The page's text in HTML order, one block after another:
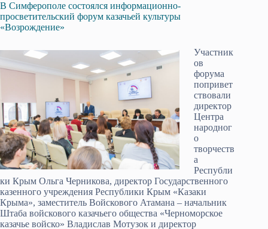
В Симферополе состоялся информационно-
просветительский форум казачьей культуры
«Возрождение»
Участник
ов
форума
попривет
ствовали
директор
Центра
народног
о
творчеств
а
Республи
ки Крым Ольга Черникова, директор Государственного
казенного учреждения Республики Крым «Казаки
Крыма», заместитель Войскового Атамана – начальник
Штаба войскового казачьего общества «Черноморское
казачье войско» Владислав Мотузок и директор